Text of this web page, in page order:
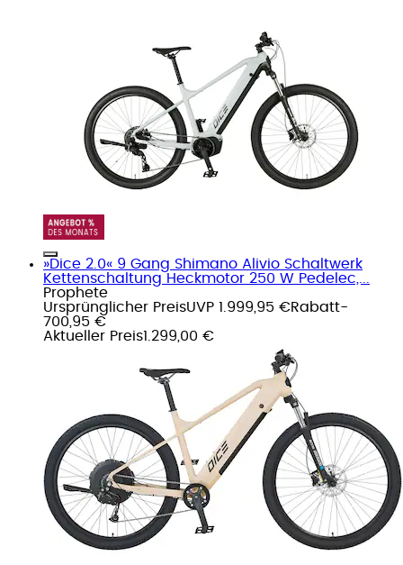
»Dice 2.0« 9 Gang Shimano Alivio Schaltwerk
Kettenschaltung Heckmotor 250 W Pedelec,...
Prophete
Ursprünglicher PreisUVP 1.999,95 €Rabatt-
700,95 €
Aktueller Preis1.299,00 €